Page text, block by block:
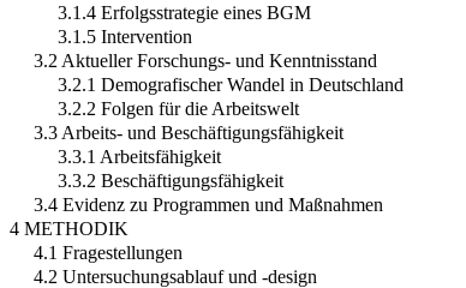
3.1.4 Erfolgsstrategie eines BGM
3.1.5 Intervention
3.2 Aktueller Forschungs- und Kenntnisstand
3.2.1 Demografischer Wandel in Deutschland
3.2.2 Folgen für die Arbeitswelt
3.3 Arbeits- und Beschäftigungsfähigkeit
3.3.1 Arbeitsfähigkeit
3.3.2 Beschäftigungsfähigkeit
3.4 Evidenz zu Programmen und Maßnahmen
4 METHODIK
4.1 Fragestellungen
4.2 Untersuchungsablauf und -design